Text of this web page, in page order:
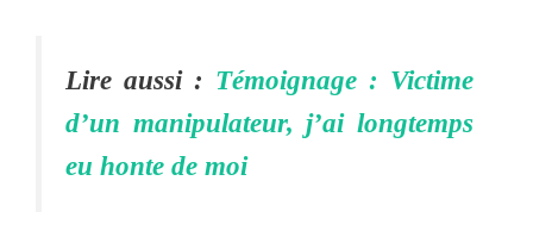
Lire aussi : Témoignage : Victime
d’un manipulateur, j’ai longtemps
eu honte de moi